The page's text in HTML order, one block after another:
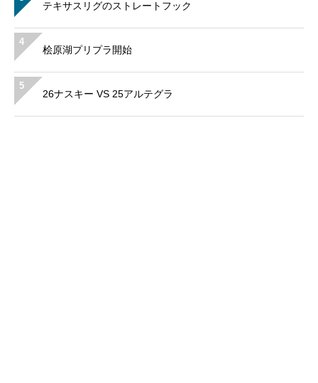
テキサスリグのストレートフック
4
桧原湖プリプラ開始
5
26ナスキー VS 25アルテグラ